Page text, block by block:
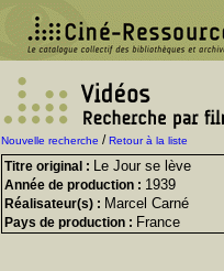
Nouvelle recherche /Retour à la liste
Titre original : Le Jour se lève
Année de production : 1939
Réalisateur(s) : Marcel Carné
Pays de production : France